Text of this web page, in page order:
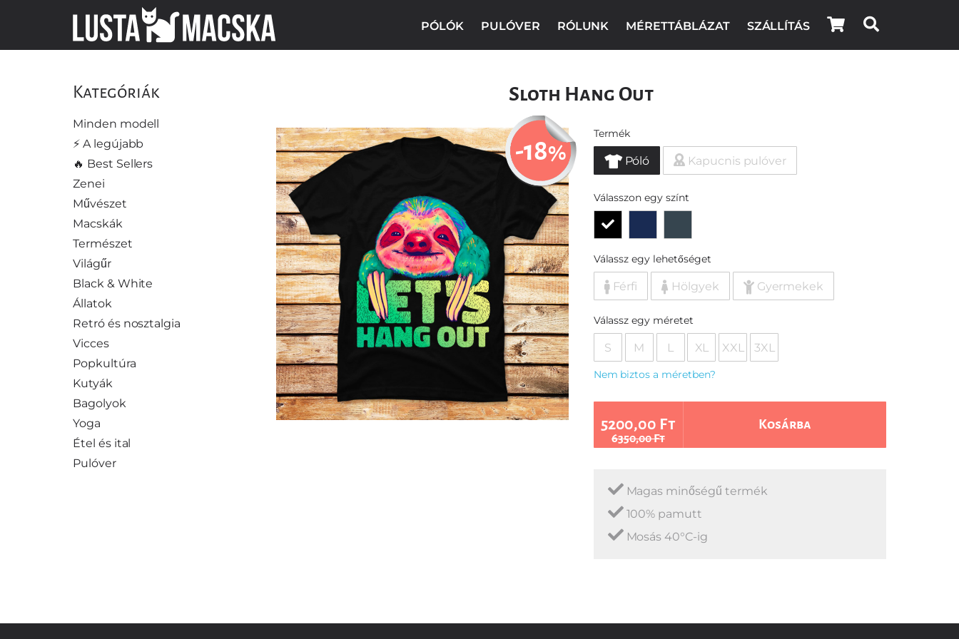
PÓLÓK PULÓVER RÓLUNK MÉRETTÁBLÁZAT SZÁLLÍTÁS
Kategóriák
Minden modell
⚡️ A legújabb
🔥 Best Sellers
Zenei
Művészet
Macskák
Természet
Világűr
Black & White
Állatok
Retró és nosztalgia
Vicces
Popkultúra
Kutyák
Bagolyok
Yoga
Étel és ital
Pulóver
Sloth Hang Out
-18%
Termék
Póló Kapucnis pulóver
Válasszon egy színt
Válassz egy lehetőséget
Férfi Hölgyek Gyermekek
Válassz egy méretet
S M L XL XXL 3XL
Nem biztos a méretben?
5200,00 Ft
6350,00 Ft
Kosárba
Magas minőségű termék
100% pamutt
Mosás 40°C-ig